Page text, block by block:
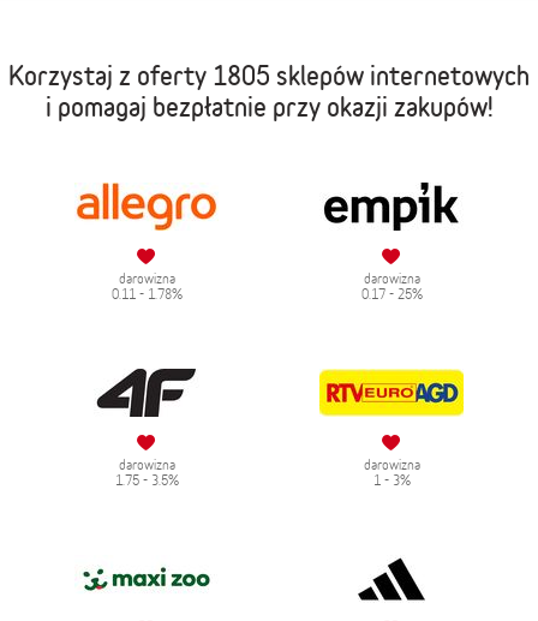
Korzystaj z oferty 1805 sklepów internetowych
i pomagaj bezpłatnie przy okazji zakupów!
darowizna
0.11 - 1.78%
darowizna
0.17 - 25%
darowizna
1.75 - 3.5%
darowizna
1 - 3%